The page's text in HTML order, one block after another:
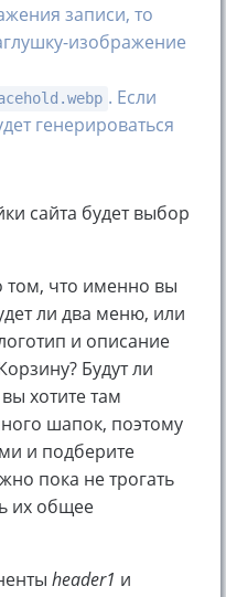
записи, то
изображение
. Если
генерироваться
сайта будет выбор
том, что именно вы
ли два меню, или
и описание
Будут ли
хотите там
шапок, поэтому
и подберите
пока не трогать
их общее
header1 и